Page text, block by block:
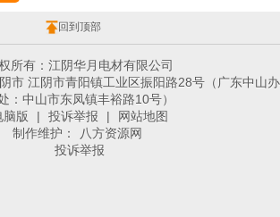
回到顶部
所有：江阴华月电材有限公司
市 江阴市青阳镇工业区振阳路28号（广东中山办
：中山市东凤镇丰裕路10号）
脑版
| 投诉举报 |
网站地图
制作维护：
八方资源网
投诉举报